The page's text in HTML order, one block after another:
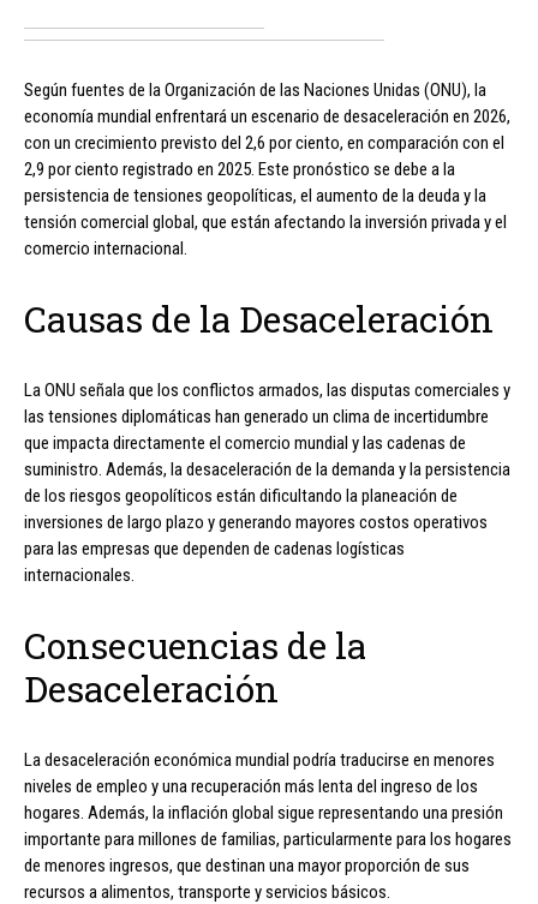
Según fuentes de la Organización de las Naciones Unidas (ONU), la
economía mundial enfrentará un escenario de desaceleración en 2026,
con un crecimiento previsto del 2,6 por ciento, en comparación con el
2,9 por ciento registrado en 2025. Este pronóstico se debe a la
persistencia de tensiones geopolíticas, el aumento de la deuda y la
tensión comercial global, que están afectando la inversión privada y el
comercio internacional.
Causas de la Desaceleración
La ONU señala que los conflictos armados, las disputas comerciales y
las tensiones diplomáticas han generado un clima de incertidumbre
que impacta directamente el comercio mundial y las cadenas de
suministro. Además, la desaceleración de la demanda y la persistencia
de los riesgos geopolíticos están dificultando la planeación de
inversiones de largo plazo y generando mayores costos operativos
para las empresas que dependen de cadenas logísticas
internacionales.
Consecuencias de la
Desaceleración
La desaceleración económica mundial podría traducirse en menores
niveles de empleo y una recuperación más lenta del ingreso de los
hogares. Además, la inflación global sigue representando una presión
importante para millones de familias, particularmente para los hogares
de menores ingresos, que destinan una mayor proporción de sus
recursos a alimentos, transporte y servicios básicos.